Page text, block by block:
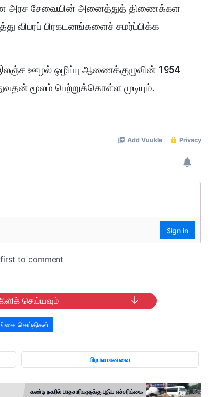
அரச சேவையின் அனைத்துத் திணைக்கள
விபரப் பிரகடனங்களைச் சமர்ப்பிக்க
ஊழல் ஒழிப்பு ஆணைக்குழுவின் 1954
மூலம் பெற்றுக்கொள்ள முடியும்.
செய்யவும்
செய்திகள்
பிரபலமானவை
கண்டி நகரில் பாதசாரிகளுக்கு புதிய எச்சரிக்கை